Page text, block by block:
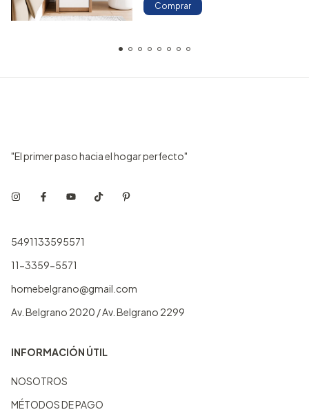
Comprar
"El primer paso hacia el hogar perfecto"
5491133595571
11-3359-5571
homebelgrano@gmail.com
Av. Belgrano 2020 / Av. Belgrano 2299
INFORMACIÓN ÚTIL
NOSOTROS
MÉTODOS DE PAGO